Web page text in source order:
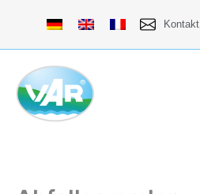
springen
Kontakt